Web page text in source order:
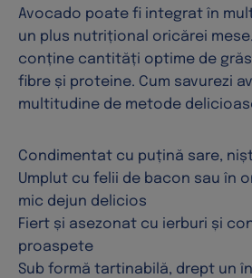
Avocado poate fi integrat în
un plus nutrițional oricărei
conține cantități optime de
fibre și proteine. Cum savurezi
multitudine de metode
Condimentat cu puțină sare,
Umplut cu felii de bacon sau în
mic dejun delicios
Fiert și asezonat cu ierburi și
proaspete
Sub formă tartinabilă, drept un